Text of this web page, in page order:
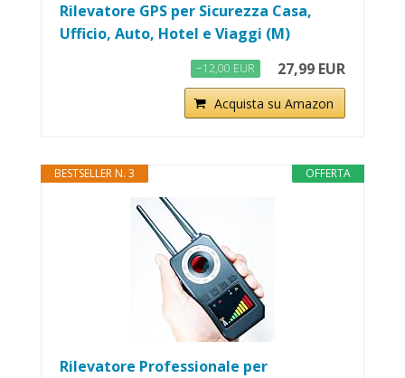
Rilevatore GPS per Sicurezza Casa,
Ufficio, Auto, Hotel e Viaggi (M)
−12,00 EUR 27,99 EUR
Acquista su Amazon
OFFERTA
BESTSELLER N. 3
Rilevatore Professionale per